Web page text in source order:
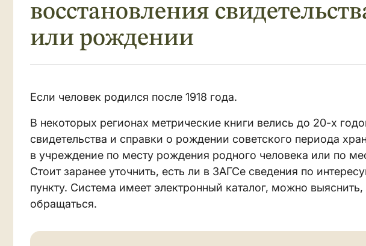
восстановления
или рождении
Если человек родился после 1918 года.
В некоторых регионах метрические книги велись до 20-х
свидетельства и справки о рождении советского периода
в учреждение по месту рождения родного человека или по
Стоит заранее уточнить, есть ли в ЗАГСе сведения по
пункту. Система имеет электронный каталог, можно выяснить,
обращаться.